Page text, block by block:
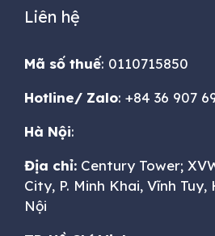
Liên hệ
Mã số thuế: 0110715850
Hotline/ Zalo: +84 36 907
Hà Nội:
Địa chỉ: Century Tower;
City, P. Minh Khai, Vĩnh Tuy,
Nội